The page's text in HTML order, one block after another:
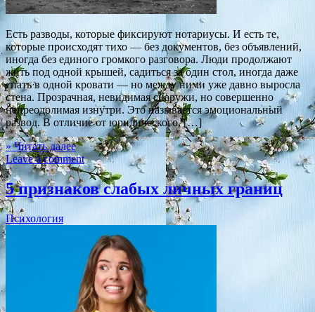
Есть разводы, которые фиксируют нотариусы. И есть те,
которые происходят тихо — без документов, без объявлений,
иногда без единого громкого разговора. Люди продолжают
жить под одной крышей, садиться за один стол, иногда даже
спать в одной кровати — но между ними уже давно выросла
стена. Прозрачная, невидимая снаружи, но совершенно
непреодолимая изнутри. Это называется эмоциональный
развод. В отличие от юридического, […]
» Читать далее
Leave a comment
5 признаков слабых личных границ
Психология